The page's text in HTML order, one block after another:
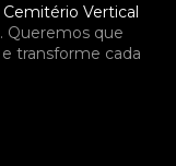
Cemitério Vertical
Queremos que
transforme cada